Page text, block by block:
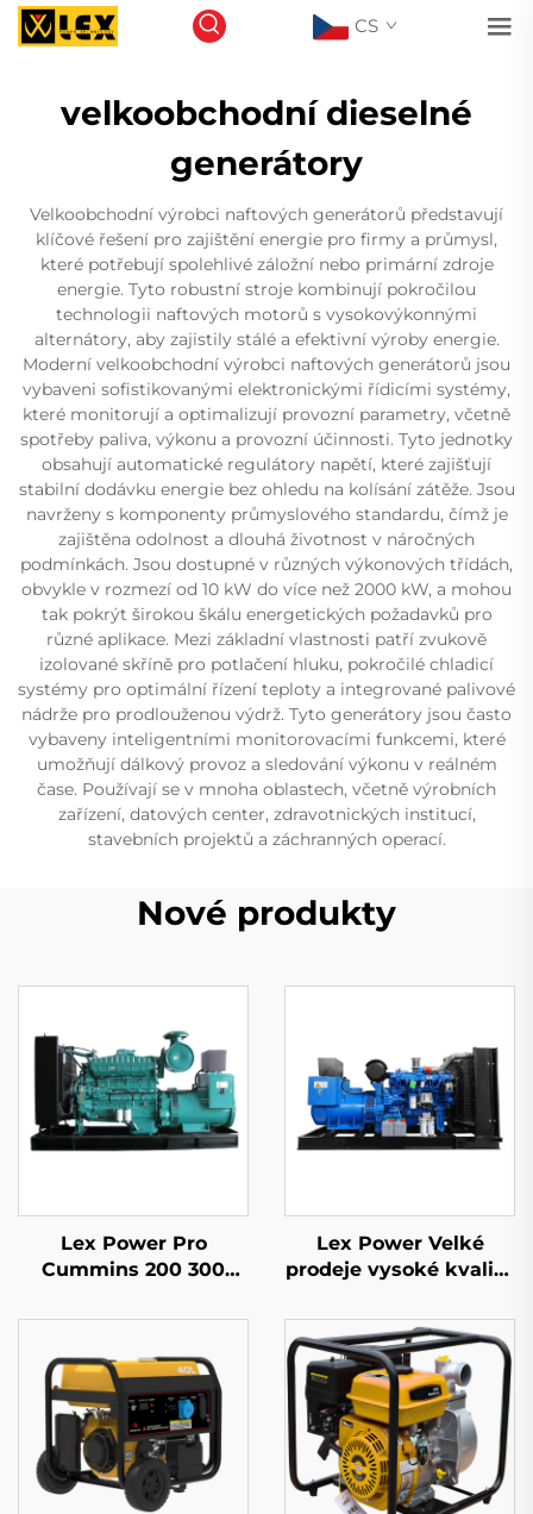
CS
velkoobchodní dieselné
generátory
Velkoobchodní výrobci naftových generátorů představují
klíčové řešení pro zajištění energie pro firmy a průmysl,
které potřebují spolehlivé záložní nebo primární zdroje
energie. Tyto robustní stroje kombinují pokročilou
technologii naftových motorů s vysokovýkonnými
alternátory, aby zajistily stálé a efektivní výroby energie.
Moderní velkoobchodní výrobci naftových generátorů jsou
vybaveni sofistikovanými elektronickými řídicími systémy,
které monitorují a optimalizují provozní parametry, včetně
spotřeby paliva, výkonu a provozní účinnosti. Tyto jednotky
obsahují automatické regulátory napětí, které zajišťují
stabilní dodávku energie bez ohledu na kolísání zátěže. Jsou
navrženy s komponenty průmyslového standardu, čímž je
zajištěna odolnost a dlouhá životnost v náročných
podmínkách. Jsou dostupné v různých výkonových třídách,
obvykle v rozmezí od 10 kW do více než 2000 kW, a mohou
tak pokrýt širokou škálu energetických požadavků pro
různé aplikace. Mezi základní vlastnosti patří zvukově
izolované skříně pro potlačení hluku, pokročilé chladicí
systémy pro optimální řízení teploty a integrované palivové
nádrže pro prodlouženou výdrž. Tyto generátory jsou často
vybaveny inteligentními monitorovacími funkcemi, které
umožňují dálkový provoz a sledování výkonu v reálném
čase. Používají se v mnoha oblastech, včetně výrobních
zařízení, datových center, zdravotnických institucí,
stavebních projektů a záchranných operací.
Nové produkty
Lex Power Pro
Cummins 200 300
dieselový
Lex Power Velké
prodeje vysoké kvality
dieselový generátor